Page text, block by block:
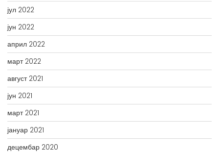
јул 2022
јун 2022
април 2022
март 2022
август 2021
јун 2021
март 2021
јануар 2021
децембар 2020